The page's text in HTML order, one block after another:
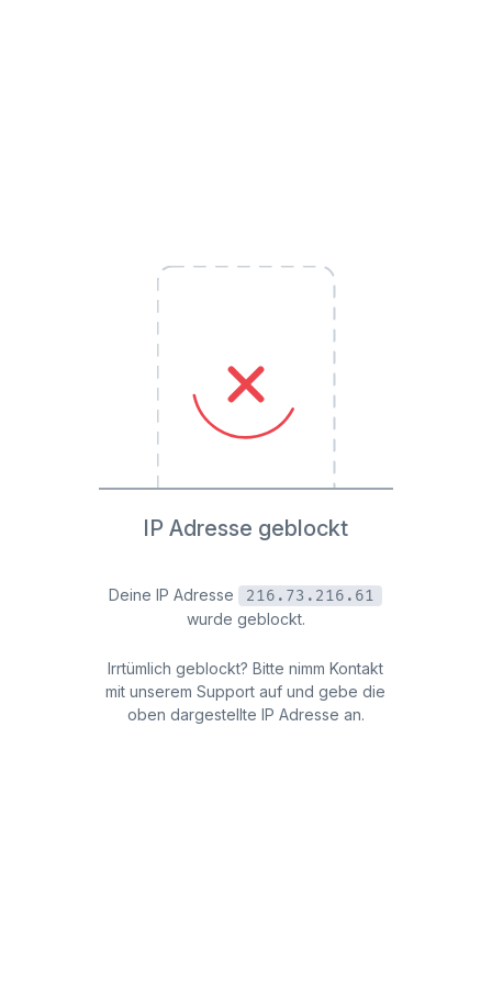
IP Adresse geblockt
Deine IP Adresse
216.73.216.61
wurde geblockt.
Irrtümlich geblockt? Bitte nimm Kontakt
mit unserem Support auf und gebe die
oben dargestellte IP Adresse an.